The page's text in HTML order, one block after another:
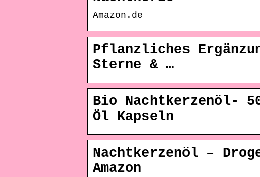
Amazon.de
Pflanzliches
Sterne & …
Bio Nachtkerzenöl-
Öl Kapseln
Nachtkerzenöl –
Amazon